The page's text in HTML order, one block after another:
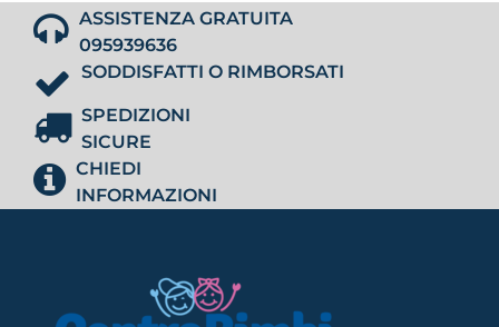
ASSISTENZA GRATUITA
095939636
SODDISFATTI O RIMBORSATI
SPEDIZIONI
SICURE
CHIEDI
INFORMAZIONI